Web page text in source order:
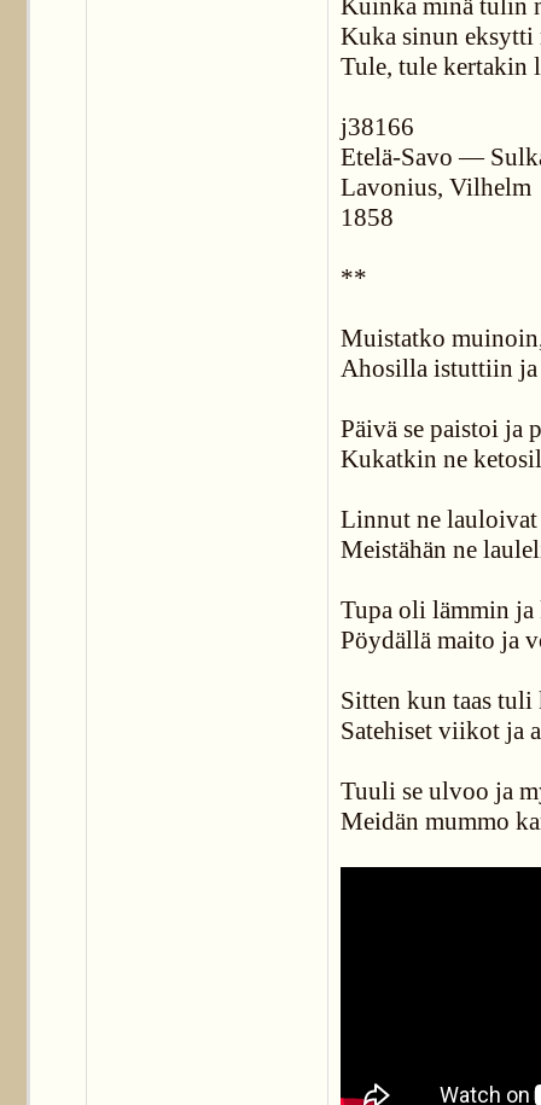
Kuinka minä tulin
Kuka sinun eksytti
Tule, tule kertakin
j38166
Etelä-Savo —
Lavonius, Vilhelm
1858
**
Muistatko
Ahosilla istuttiin
Päivä se paistoi ja
Kukatkin ne
Linnut ne lauloivat
Meistähän ne
Tupa oli lämmin
Pöydällä maito ja
Sitten kun taas
Satehiset viikot ja
Tuuli se ulvoo ja
Meidän mummo